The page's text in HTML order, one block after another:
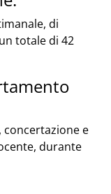
di
totale di 42
concertazione e
durante